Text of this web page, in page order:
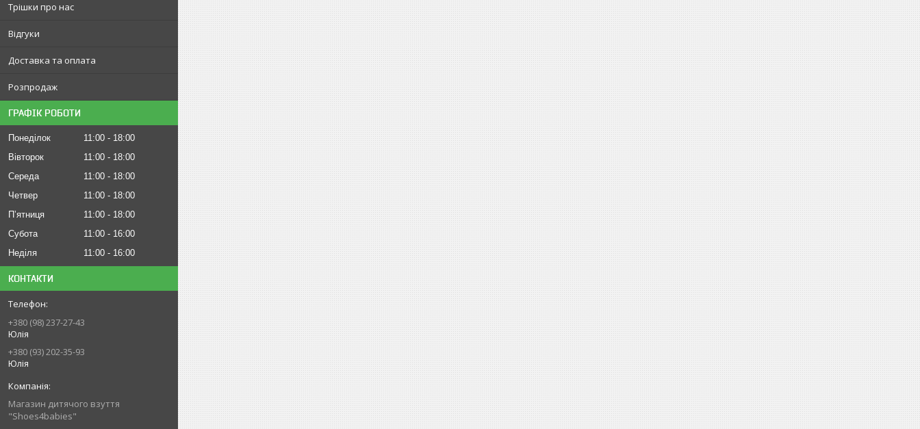
Трішки про нас
Відгуки
Доставка та оплата
Розпродаж
ГРАФІК РОБОТИ
Понеділок 11:00
18:00
Вівторок
11:00
18:00
Середа
11:00
18:00
Четвер
11:00
18:00
Пʼятниця
11:00
18:00
Субота
11:00
16:00
Неділя
11:00 16:00
КОНТАКТИ
+380 (98) 237-27-43
Юлія
+380 (93) 202-35-93
Юлія
Магазин дитячого взуття
"Shoes4babies"